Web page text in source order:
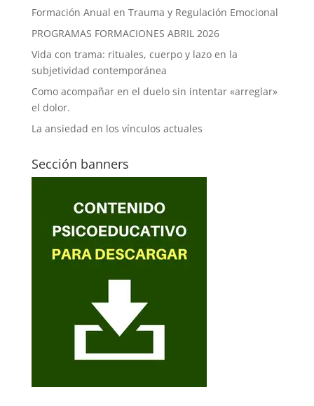
Formación Anual en Trauma y Regulación Emocional
PROGRAMAS FORMACIONES ABRIL 2026
Vida con trama: rituales, cuerpo y lazo en la
subjetividad contemporánea
Como acompañar en el duelo sin intentar «arreglar»
el dolor.
La ansiedad en los vínculos actuales
Sección banners